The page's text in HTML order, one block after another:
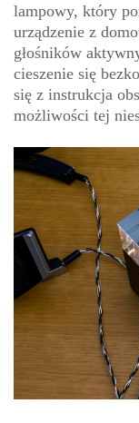
lampowy, który
urządzenie z
głośników
cieszenie się
się z instrukcja
możliwości tej